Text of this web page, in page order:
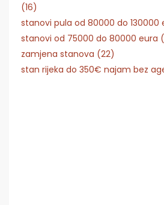
(16)
stanovi pula od 80000 do 130000
stanovi od 75000 do 80000 eura
zamjena stanova (22)
stan rijeka do 350€ najam bez